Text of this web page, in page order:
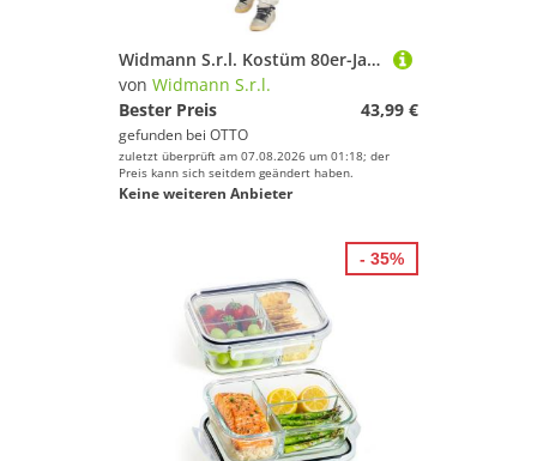
Widmann S.r.l. Kostüm 80er-Jahre Retro Trainingsanzug in Übergöße für Erwachsene weiss-blau
von Widmann S.r.l.
Bester Preis
43,99 €
gefunden bei OTTO
zuletzt überprüft am 07.08.2026 um 01:18; der
Preis kann sich seitdem geändert haben.
Keine weiteren Anbieter
- 35%